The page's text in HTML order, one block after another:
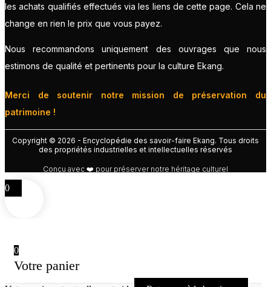
les achats qualifiés effectués via les liens de cette page. Cela ne
change en rien le prix que vous payez.
Nous recommandons uniquement des ouvrages que nous
estimons de qualité et pertinents pour la culture Ekang.
Merci de soutenir notre mission de préservation du
patrimoine !
Copyright © 2026 - Encyclopédie des savoir-faire Ekang. Tous droits
des propriétés industrielles et intellectuelles réservés
Conçu avec ❤️ pour préserver notre héritage culturel
0
0
Votre panier